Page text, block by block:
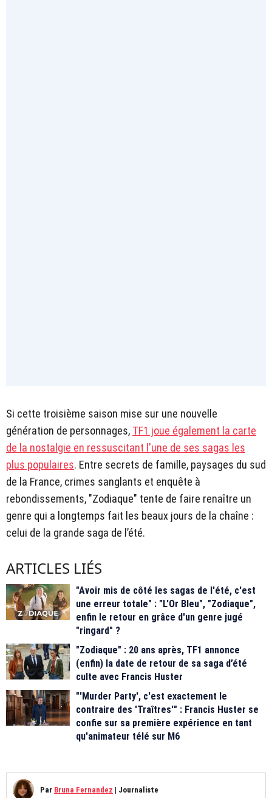
Si cette troisième saison mise sur une nouvelle
génération de personnages, TF1 joue également la carte
de la nostalgie en ressuscitant l'une de ses sagas les
plus populaires. Entre secrets de famille, paysages du sud
de la France, crimes sanglants et enquête à
rebondissements, "Zodiaque" tente de faire renaître un
genre qui a longtemps fait les beaux jours de la chaîne :
celui de la grande saga de l’été.
ARTICLES LIÉS
"Avoir mis de côté les sagas de l'été, c'est
une erreur totale" : "L'Or Bleu", "Zodiaque",
enfin le retour en grâce d'un genre jugé
"ringard" ?
"Zodiaque" : 20 ans après, TF1 annonce
(enfin) la date de retour de sa saga d’été
culte avec Francis Huster
"'Murder Party', c'est exactement le
contraire des 'Traîtres'" : Francis Huster se
confie sur sa première expérience en tant
qu'animateur télé sur M6
Par Bruna Fernandez | Journaliste